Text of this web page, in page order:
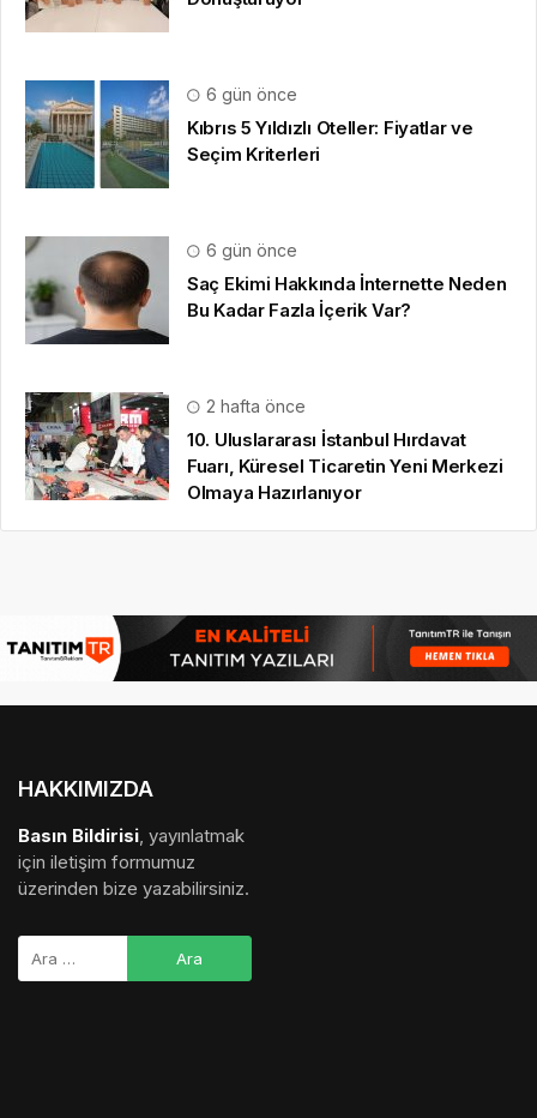
6 gün önce
Kıbrıs 5 Yıldızlı Oteller: Fiyatlar ve
Seçim Kriterleri
6 gün önce
Saç Ekimi Hakkında İnternette Neden
Bu Kadar Fazla İçerik Var?
2 hafta önce
10. Uluslararası İstanbul Hırdavat
Fuarı, Küresel Ticaretin Yeni Merkezi
Olmaya Hazırlanıyor
HAKKIMIZDA
Basın Bildirisi, yayınlatmak
için iletişim formumuz
üzerinden bize yazabilirsiniz.